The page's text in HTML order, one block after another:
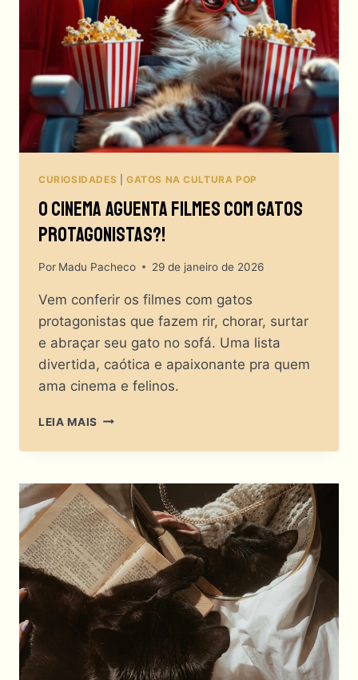
CURIOSIDADES GATOS NA CULTURA POP
O Cinema Aguenta Filmes Com Gatos
Protagonistas?!
Por Madu Pacheco 29 de janeiro de 2026
Vem conferir os filmes com gatos
protagonistas que fazem rir, chorar, surtar
e abraçar seu gato no sofá. Uma lista
divertida, caótica e apaixonante pra quem
ama cinema e felinos.
LEIA MAIS O
AGUENTA
COM
GATOS
PROTAGONISTAS?!